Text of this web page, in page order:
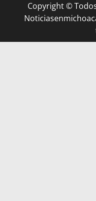
Copyright ©